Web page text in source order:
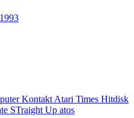
1993
Kontakt Atari Times Hitdisk
STraight Up atos